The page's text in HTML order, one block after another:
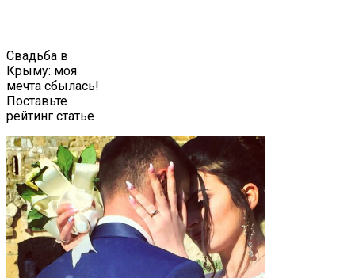
Свадьба в
Крыму: моя
мечта сбылась!
Поставьте
рейтинг статье